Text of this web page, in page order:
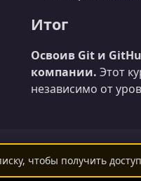
Итог
Освоив Git и
компании. Этот
независимо от
чтобы получить